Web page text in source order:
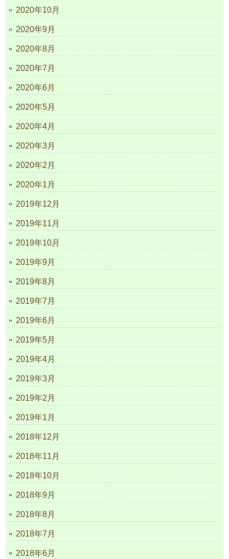
2020年10月
2020年9月
2020年8月
2020年7月
2020年6月
2020年5月
2020年4月
2020年3月
2020年2月
2020年1月
2019年12月
2019年11月
2019年10月
2019年9月
2019年8月
2019年7月
2019年6月
2019年5月
2019年4月
2019年3月
2019年2月
2019年1月
2018年12月
2018年11月
2018年10月
2018年9月
2018年8月
2018年7月
2018年6月